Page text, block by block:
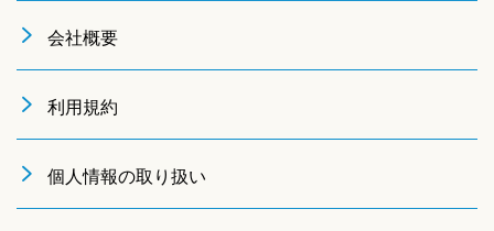
会社概要
利用規約
個人情報の取り扱い